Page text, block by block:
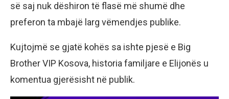
së saj nuk dëshiron të flasë më shumë dhe
preferon ta mbajë larg vëmendjes publike.
Kujtojmë se gjatë kohës sa ishte pjesë e Big
Brother VIP Kosova, historia familjare e Elijonës u
komentua gjerësisht në publik.